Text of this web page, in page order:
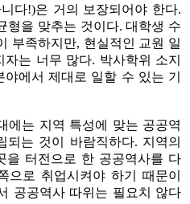
다!)은 거의 보장되어야 한다.
형을 맞추는 것이다. 대학생 수
부족하지만, 현실적인 교원 일
는 너무 많다. 박사학위 소지
에서 제대로 일할 수 있는 기
에는 지역 특성에 맞는 공공역
되는 것이 바람직하다. 지역의
을 터전으로 한 공공역사를 다
으로 취업시켜야 하기 때문이
공공역사 따위는 필요치 않다